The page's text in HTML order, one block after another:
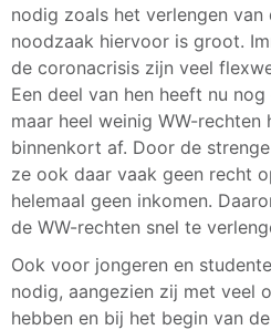
nodig zoals het verlengen van
noodzaak hiervoor is groot.
de coronacrisis zijn veel
Een deel van hen heeft nu
maar heel weinig WW-
binnenkort af. Door de
ze ook daar vaak geen recht
helemaal geen inkomen.
de WW-rechten snel te
Ook voor jongeren en
nodig, aangezien zij met veel
hebben en bij het begin van